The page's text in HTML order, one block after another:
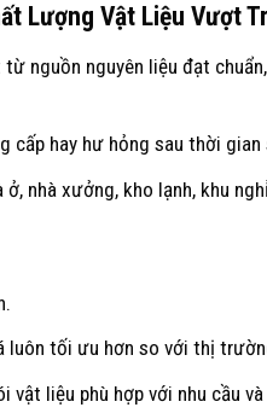
Lượng Vật Liệu Vượt
nguồn nguyên liệu đạt
cấp hay hư hỏng sau thời
nhà xưởng, kho lạnh, khu
luôn tối ưu hơn so với thị
vật liệu phù hợp với nhu cầu